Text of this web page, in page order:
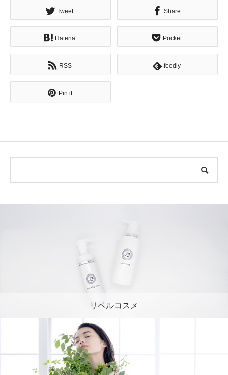
Tweet Share
Hatena Pocket
RSS feedly
Pin it
リベルコスメ